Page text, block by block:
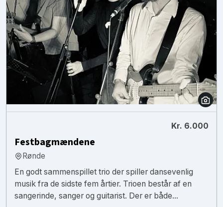
Kr. 6.000
Festbagmændene
Rønde
En godt sammenspillet trio der spiller dansevenlig
musik fra de sidste fem årtier. Trioen består af en
sangerinde, sanger og guitarist. Der er både...